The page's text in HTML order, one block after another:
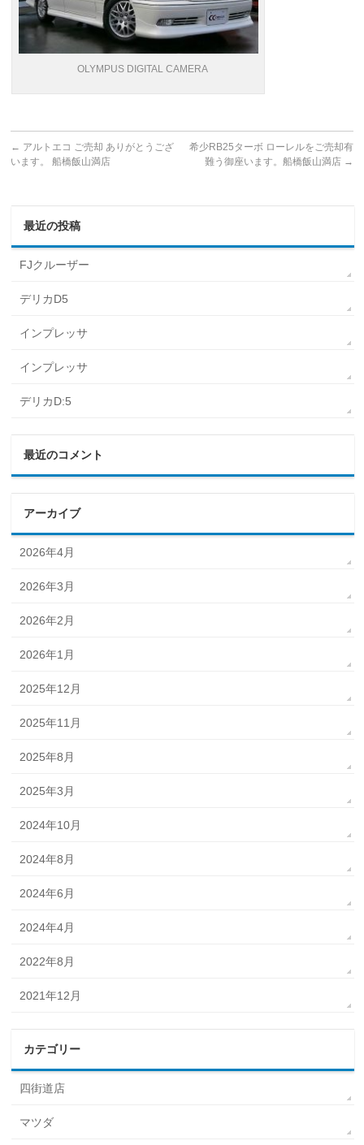
OLYMPUS DIGITAL CAMERA
← アルトエコ ご売却 ありがとうござ
います。 船橋飯山満店
希少RB25ターボ ローレルをご売却有
難う御座います。船橋飯山満店 →
最近の投稿
FJクルーザー
デリカD5
インプレッサ
インプレッサ
デリカD:5
最近のコメント
アーカイブ
2026年4月
2026年3月
2026年2月
2026年1月
2025年12月
2025年11月
2025年8月
2025年3月
2024年10月
2024年8月
2024年6月
2024年4月
2022年8月
2021年12月
カテゴリー
四街道店
マツダ